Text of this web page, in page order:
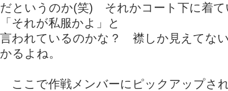
だというのか(笑) それかコート下に着て
「それが私服かよ」と
言われているのかな？ 襟しか見えてな
かるよね。
ここで作戦メンバーにピックアップさ